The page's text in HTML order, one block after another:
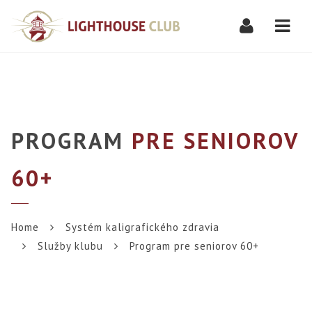
PROGRAM PRE SENIOROV
60+
Home
Systém kaligrafického zdravia
Služby klubu
Program pre seniorov 60+